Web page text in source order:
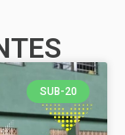
SUB-20